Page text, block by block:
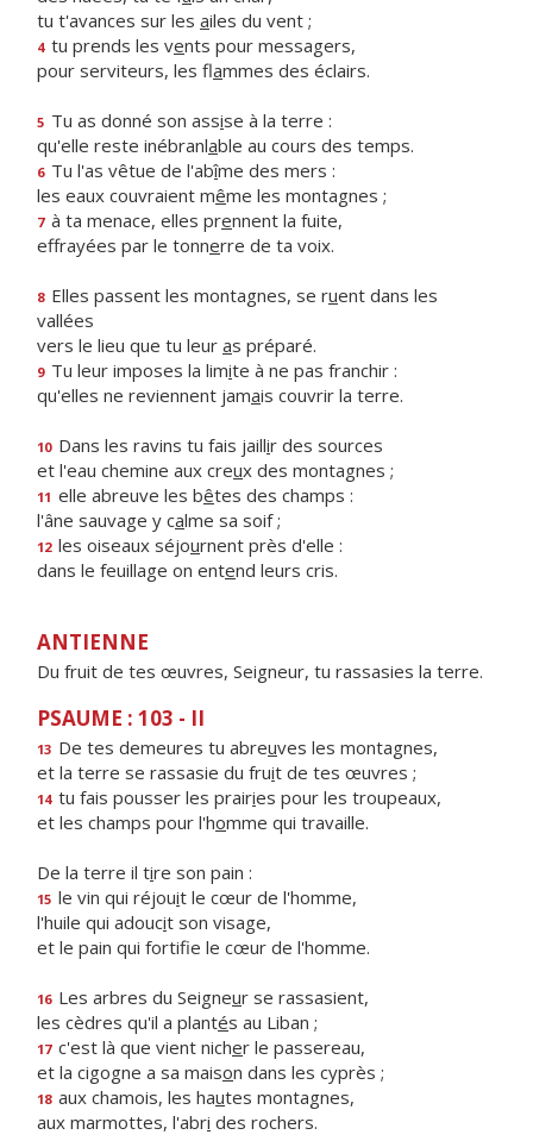
tu t'avances sur les ailes du vent ;
4 tu prends les vents pour messagers,
pour serviteurs, les flammes des éclairs.
5 Tu as donné son assise à la terre :
qu'elle reste inébranlable au cours des temps.
6 Tu l'as vêtue de l'abîme des mers :
les eaux couvraient même les montagnes ;
7 à ta menace, elles prennent la fuite,
effrayées par le tonnerre de ta voix.
8 Elles passent les montagnes, se ruent dans les
vallées
vers le lieu que tu leur as préparé.
9 Tu leur imposes la limite à ne pas franchir :
qu'elles ne reviennent jamais couvrir la terre.
10 Dans les ravins tu fais jaillir des sources
et l'eau chemine aux creux des montagnes ;
11 elle abreuve les bêtes des champs :
l'âne sauvage y calme sa soif ;
12 les oiseaux séjournent près d'elle :
dans le feuillage on entend leurs cris.
ANTIENNE
Du fruit de tes œuvres, Seigneur, tu rassasies la terre.
PSAUME : 103 - II
13 De tes demeures tu abreuves les montagnes,
et la terre se rassasie du fruit de tes œuvres ;
14 tu fais pousser les prairies pour les troupeaux,
et les champs pour l'homme qui travaille.
De la terre il tire son pain :
15 le vin qui réjouit le cœur de l'homme,
l'huile qui adoucit son visage,
et le pain qui fortife le cœur de l'homme.
16 Les arbres du Seigneur se rassasient,
les cèdres qu'il a plantés au Liban ;
17 c'est là que vient nicher le passereau,
et la cigogne a sa maison dans les cyprès ;
18 aux chamois, les hautes montagnes,
aux marmottes, l'abri des rochers.